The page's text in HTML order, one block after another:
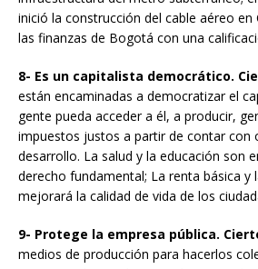
inició la construcción del cable aéreo en
las finanzas de Bogotá con una
8- Es un capitalista democrático.
están encaminadas a democratizar el
gente pueda acceder a él, a producir,
impuestos justos a partir de contar con
desarrollo. La salud y la educación son
derecho fundamental; La renta básica y
mejorará la calidad de vida de los
9- Protege la empresa pública.
medios de producción para hacerlos